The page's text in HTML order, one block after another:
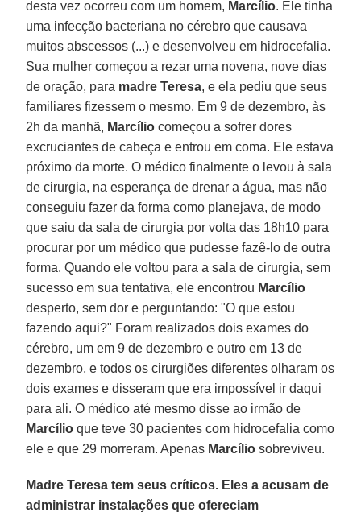
desta vez ocorreu com um homem, Marcílio. Ele tinha
uma infecção bacteriana no cérebro que causava
muitos abscessos (...) e desenvolveu em hidrocefalia.
Sua mulher começou a rezar uma novena, nove dias
de oração, para madre Teresa, e ela pediu que seus
familiares fizessem o mesmo. Em 9 de dezembro, às
2h da manhã, Marcílio começou a sofrer dores
excruciantes de cabeça e entrou em coma. Ele estava
próximo da morte. O médico finalmente o levou à sala
de cirurgia, na esperança de drenar a água, mas não
conseguiu fazer da forma como planejava, de modo
que saiu da sala de cirurgia por volta das 18h10 para
procurar por um médico que pudesse fazê-lo de outra
forma. Quando ele voltou para a sala de cirurgia, sem
sucesso em sua tentativa, ele encontrou Marcílio
desperto, sem dor e perguntando: "O que estou
fazendo aqui?" Foram realizados dois exames do
cérebro, um em 9 de dezembro e outro em 13 de
dezembro, e todos os cirurgiões diferentes olharam os
dois exames e disseram que era impossível ir daqui
para ali. O médico até mesmo disse ao irmão de
Marcílio que teve 30 pacientes com hidrocefalia como
ele e que 29 morreram. Apenas Marcílio sobreviveu.
Madre Teresa tem seus críticos. Eles a acusam de
administrar instalações que ofereciam